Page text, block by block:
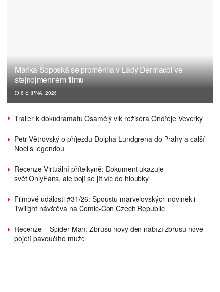
Marika Šoposká se proměnila v Lady Dermacol ve
stejnojmenném filmu
6 SRPNA, 2026
Trailer k dokudramatu Osamělý vlk režiséra Ondřeje Veverky
Petr Větrovský o příjezdu Dolpha Lundgrena do Prahy a další
Noci s legendou
Recenze Virtuální přítelkyně: Dokument ukazuje
svět OnlyFans, ale bojí se jít víc do hloubky
Filmové události #31/26: Spoustu marvelovských novinek i
Twilight návštěva na Comic-Con Czech Republic
Recenze – Spider-Man: Zbrusu nový den nabízí zbrusu nové
pojetí pavoučího muže